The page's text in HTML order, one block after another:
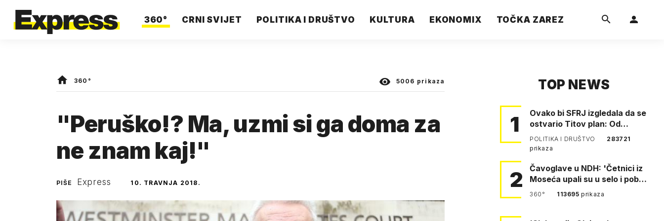
360° CRNI SVIJET POLITIKA I DRUŠTVO KULTURA EKONOMIX TOČKA ZAREZ
360° 5006 prikaza
"Peruško!? Ma, uzmi si ga doma za
ne znam kaj!"
PIŠE Express 10. TRAVNJA 2018.
TOP NEWS
1
Ovako bi SFRJ izgledala da se
ostvario Titov plan: Od
Klagenfurta do Istanbula!
POLITIKA I DRUŠTVO
283721
prikaza
2
Čavoglave u NDH: 'Četnici iz
Moseća upali su u selo i pobili
obitelj Perković'
360° 113695prikaza